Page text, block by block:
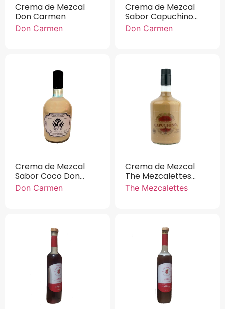
Crema de Mezcal
Don Carmen
Don Carmen
Crema de Mezcal
Sabor Capuchino
Don Carmen 750 ml.
Don Carmen
Crema de Mezcal
Sabor Coco Don
Carmen 750 ml.
Don Carmen
Crema de Mezcal
The Mezcalettes
Capuchino 750 ml
The Mezcalettes